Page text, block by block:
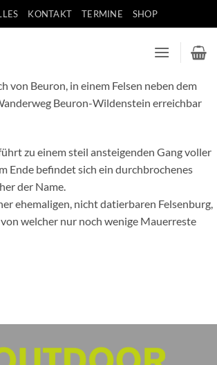
KONTAKT TERMINE SHOP
von Beuron, in einem Felsen neben dem
Beuron-Wildenstein erreichbar
zu einem steil ansteigenden Gang voller
Ende befindet sich ein durchbrochenes
der Name.
ehemaligen, nicht datierbaren Felsenburg,
von welcher nur noch wenige Mauerreste